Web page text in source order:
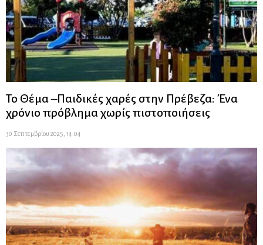
Το Θέμα –Παιδικές χαρές στην Πρέβεζα: Ένα
χρόνιο πρόβλημα χωρίς πιστοποιήσεις
30 Σεπτεμβρίου 2025, 14:04